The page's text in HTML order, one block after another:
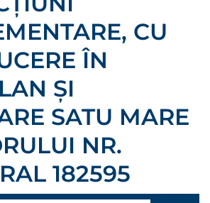
CU
ÎN
ȘI
SATU MARE
NR.
182595